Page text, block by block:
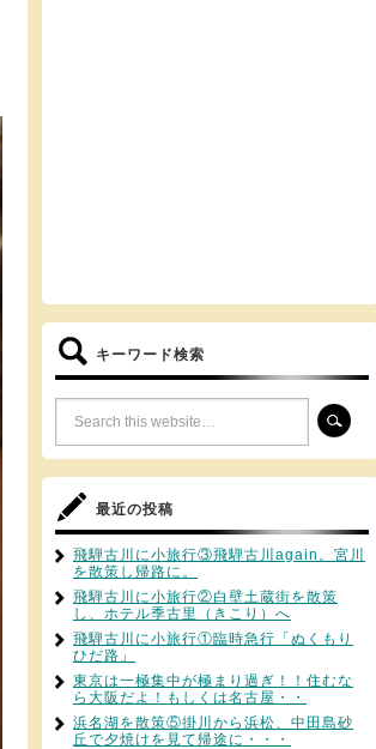
キーワード検索
最近の投稿
飛騨古川に小旅行③飛騨古川again。宮川
を散策し帰路に。
飛騨古川に小旅行②白壁土蔵街を散策
し、ホテル季古里（きこり）へ
飛騨古川に小旅行①臨時急行「ぬくもり
ひだ路」
東京は一極集中が極まり過ぎ！！住むな
ら大阪だよ！もしくは名古屋・・
浜名湖を散策⑤掛川から浜松、中田島砂
丘で夕焼けを見て帰途に・・・